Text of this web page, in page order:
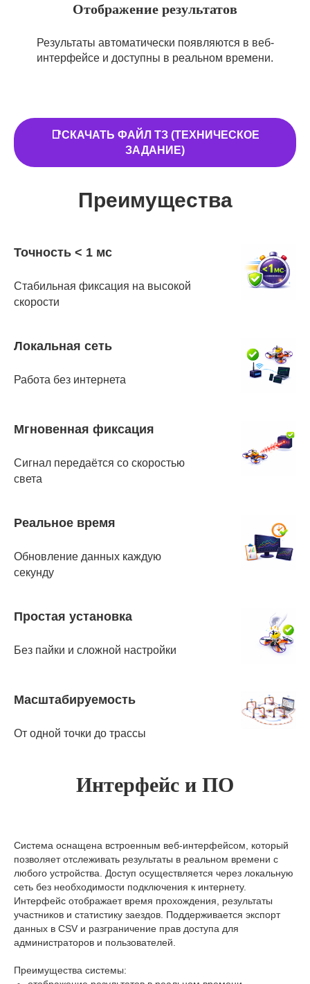
Отображение результатов
Результаты автоматически появляются в веб-
интерфейсе и доступны в реальном времени.
📑СКАЧАТЬ ФАЙЛ ТЗ (ТЕХНИЧЕСКОЕ
ЗАДАНИЕ)
Преимущества
Точность < 1 мс
Стабильная фиксация на высокой
скорости
Локальная сеть
Работа без интернета
Мгновенная фиксация
Сигнал передаётся со скоростью
света
Реальное время
Обновление данных каждую
секунду
Простая установка
Без пайки и сложной настройки
Масштабируемость
От одной точки до трассы
Интерфейс и ПО
Система оснащена встроенным веб-интерфейсом, который
позволяет отслеживать результаты в реальном времени с
любого устройства. Доступ осуществляется через локальную
сеть без необходимости подключения к интернету.
Интерфейс отображает время прохождения, результаты
участников и статистику заездов. Поддерживается экспорт
данных в CSV и разграничение прав доступа для
администраторов и пользователей.
Преимущества системы: